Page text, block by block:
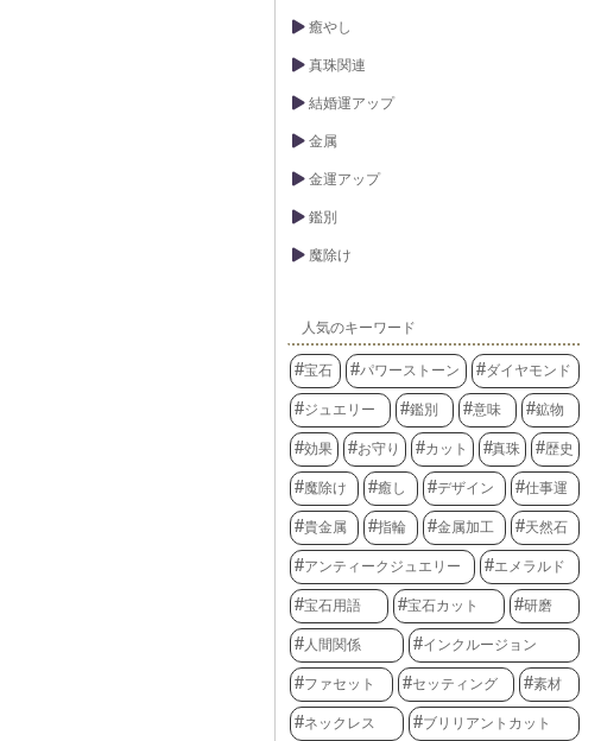
癒やし
真珠関連
結婚運アップ
金属
金運アップ
鑑別
魔除け
人気のキーワード
宝石 パワーストーン ダイヤモンド
ジュエリー 鑑別 意味 鉱物
効果 お守り カット 真珠 歴史
魔除け 癒し デザイン 仕事運
貴金属 指輪 金属加工 天然石
アンティークジュエリー エメラルド
宝石用語 宝石カット 研磨
人間関係 インクルージョン
ファセット セッティング 素材
ネックレス ブリリアントカット